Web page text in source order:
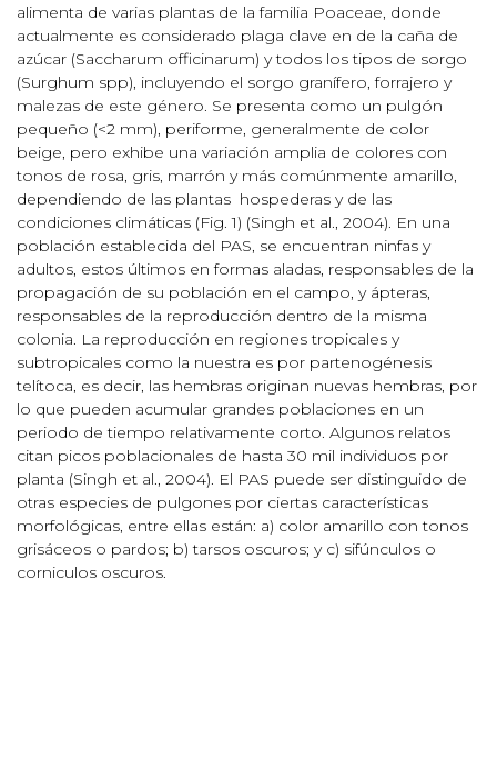
alimenta de varias plantas de la familia Poaceae, donde
actualmente es considerado plaga clave en de la caña de
azúcar (Saccharum officinarum) y todos los tipos de sorgo
(Surghum spp), incluyendo el sorgo granífero, forrajero y
malezas de este género. Se presenta como un pulgón
pequeño (<2 mm), periforme, generalmente de color
beige, pero exhibe una variación amplia de colores con
tonos de rosa, gris, marrón y más comúnmente amarillo,
dependiendo de las plantas hospederas y de las
condiciones climáticas (Fig. 1) (Singh et al., 2004). En una
población establecida del PAS, se encuentran ninfas y
adultos, estos últimos en formas aladas, responsables de la
propagación de su población en el campo, y ápteras,
responsables de la reproducción dentro de la misma
colonia. La reproducción en regiones tropicales y
subtropicales como la nuestra es por partenogénesis
telítoca, es decir, las hembras originan nuevas hembras, por
lo que pueden acumular grandes poblaciones en un
periodo de tiempo relativamente corto. Algunos relatos
citan picos poblacionales de hasta 30 mil individuos por
planta (Singh et al., 2004). El PAS puede ser distinguido de
otras especies de pulgones por ciertas características
morfológicas, entre ellas están: a) color amarillo con tonos
grisáceos o pardos; b) tarsos oscuros; y c) sifúnculos o
corniculos oscuros.